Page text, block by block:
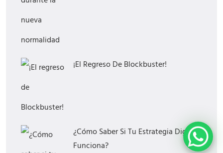
¡El Regreso De Blockbuster!
¿Cómo Saber Si Tu Estrategia Digital
Funciona?